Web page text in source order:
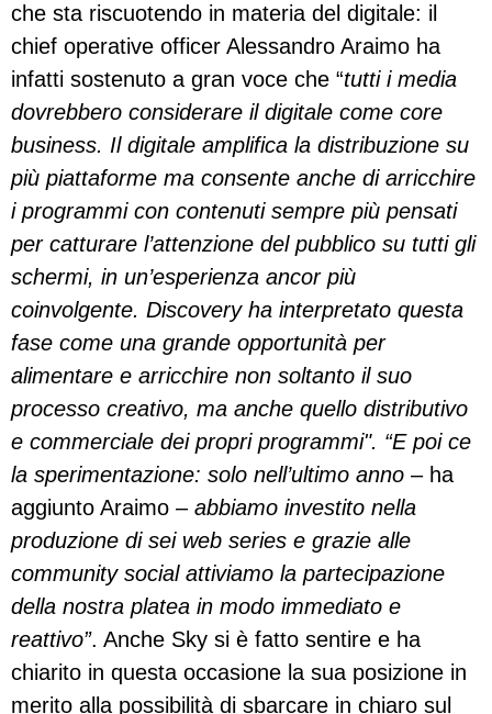
che sta riscuotendo in materia del digitale: il
chief operative officer Alessandro Araimo ha
infatti sostenuto a gran voce che “tutti i media
dovrebbero considerare il digitale come core
business. Il digitale amplifica la distribuzione su
più piattaforme ma consente anche di arricchire
i programmi con contenuti sempre più pensati
per catturare l’attenzione del pubblico su tutti gli
schermi, in un’esperienza ancor più
coinvolgente. Discovery ha interpretato questa
fase come una grande opportunità per
alimentare e arricchire non soltanto il suo
processo creativo, ma anche quello distributivo
e commerciale dei propri programmi". “E poi ce
la sperimentazione: solo nell’ultimo anno – ha
aggiunto Araimo – abbiamo investito nella
produzione di sei web series e grazie alle
community social attiviamo la partecipazione
della nostra platea in modo immediato e
reattivo”. Anche Sky si è fatto sentire e ha
chiarito in questa occasione la sua posizione in
merito alla possibilità di sbarcare in chiaro sul